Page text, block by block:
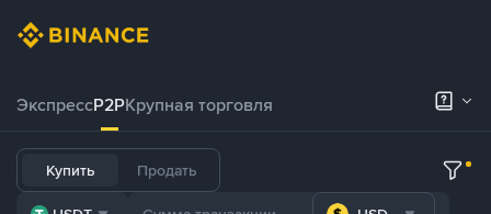
ЭкспрессP2PКрупная торговля
Купить Продать